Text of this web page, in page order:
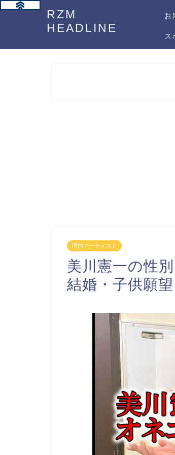
RZM
HEADLINE
お
ス
国内アーティスト
美川憲一の性
結婚・子供願